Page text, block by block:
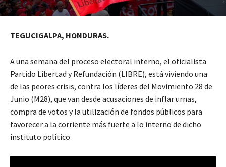
TEGUCIGALPA, HONDURAS.
A una semana del proceso electoral interno, el oficialista
Partido Libertad y Refundación (LIBRE), está viviendo una
de las peores crisis, contra los líderes del Movimiento 28 de
Junio (M28), que van desde acusaciones de inflar urnas,
compra de votos y la utilización de fondos públicos para
favorecer a la corriente más fuerte a lo interno de dicho
instituto político